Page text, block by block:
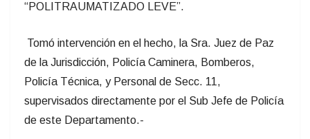
“POLITRAUMATIZADO LEVE”.
Tomó intervención en el hecho, la Sra. Juez de Paz
de la Jurisdicción, Policía Caminera, Bomberos,
Policía Técnica, y Personal de Secc. 11,
supervisados directamente por el Sub Jefe de Policía
de este Departamento.-